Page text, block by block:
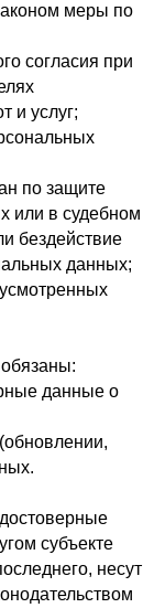
меры по
согласия при
и услуг;
по защите
или в судебном
бездействие
данных;
данные о
субъекте
несут